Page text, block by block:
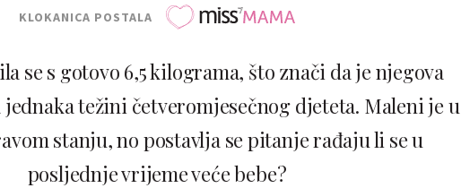
KLOKANICA POSTALA
se s gotovo 6,5 kilograma, što znači da je njegova
težini četveromjesečnog djeteta. Maleni je u
stanju, no postavlja se pitanje rađaju li se u
posljednje vrijeme veće bebe?